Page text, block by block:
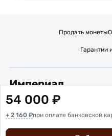
54 000 ₽
+ 2 160 ₽при оплате банковской
Продать монеты
Гарантии
Империал
Подписывайтесь на нас:
Вакансии
Политика обработки